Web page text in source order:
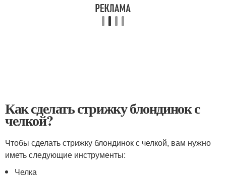
Как сделать стрижку блондинок с
челкой?
Чтобы сделать стрижку блондинок с челкой, вам нужно
иметь следующие инструменты:
Челка